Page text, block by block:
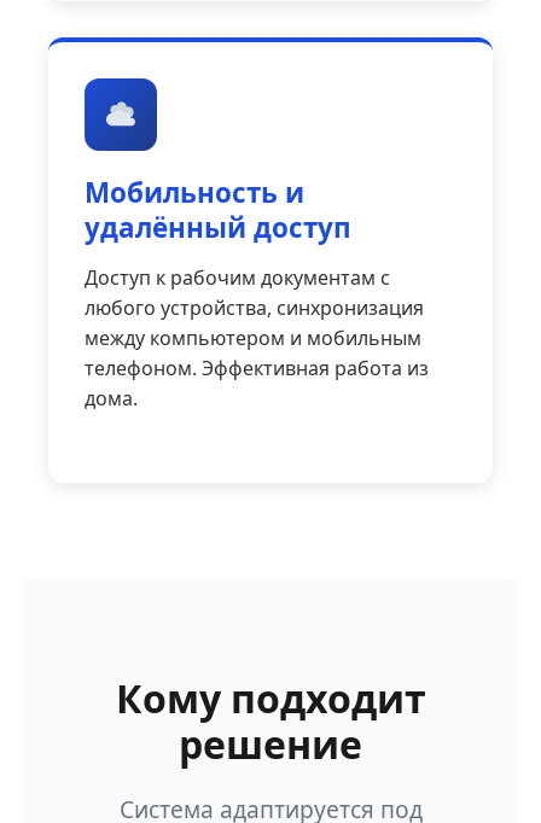
Мобильность и
удалённый доступ
Доступ к рабочим документам с
любого устройства, синхронизация
между компьютером и мобильным
телефоном. Эффективная работа из
дома.
Кому подходит
решение
Система адаптируется под